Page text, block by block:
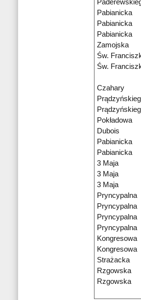
Pabianicka
Pabianicka
Pabianicka
Zamojska
Św.
Św.
Czahary
Pokładowa
Dubois
Pabianicka
Pabianicka
3 Maja
3 Maja
3 Maja
Pryncypalna
Pryncypalna
Pryncypalna
Pryncypalna
Kongresowa
Kongresowa
Strażacka
Rzgowska
Rzgowska